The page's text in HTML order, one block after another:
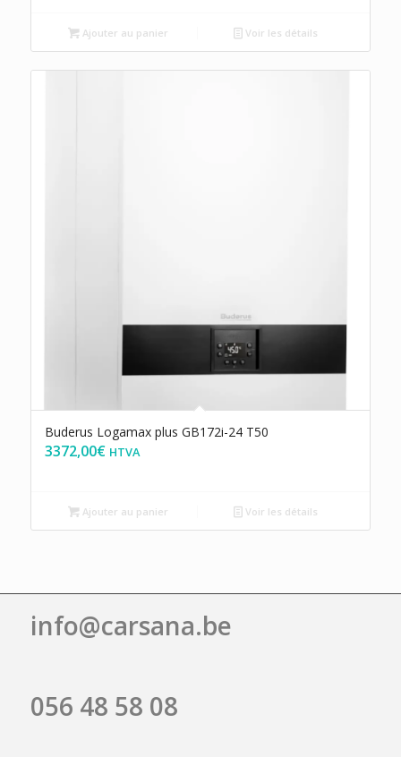
Ajouter au panier Voir les détails
Buderus Logamax plus GB172i-24 T50
3372,00€ HTVA
Ajouter au panier Voir les détails
info@carsana.be
056 48 58 08